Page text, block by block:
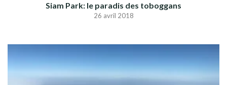
Siam Park: le paradis des toboggans
26 avril 2018